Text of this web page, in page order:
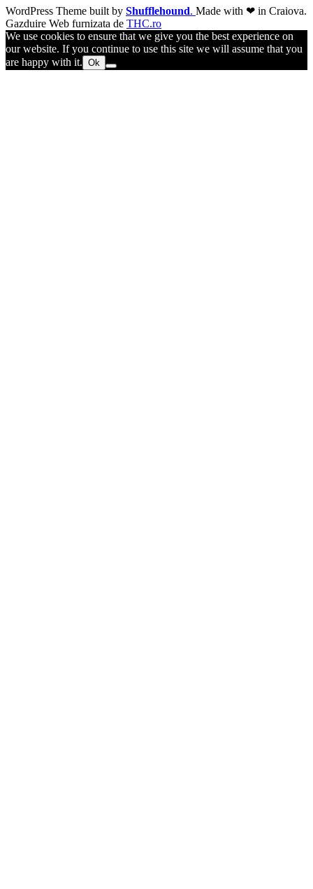
WordPress Theme built by Shufflehound. Made with ❤ in Craiova.
Gazduire Web furnizata de THC.ro
We use cookies to ensure that we give you the best experience on
our website. If you continue to use this site we will assume that you
are happy with it. Ok